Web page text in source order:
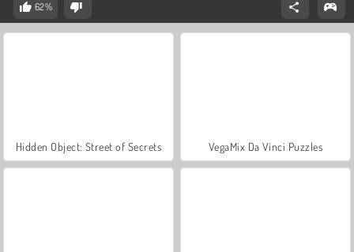
62%
Hidden Object: Street of Secrets VegaMix Da Vinci Puzzles